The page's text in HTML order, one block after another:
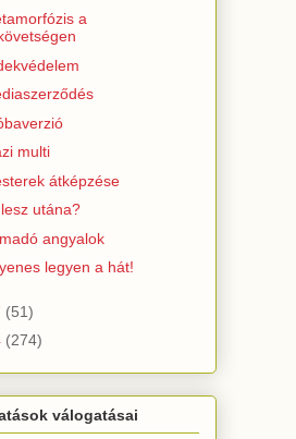
a
multi
átképzése
utána?
angyalok
legyen a hát!
(51)
(274)
válogatásai